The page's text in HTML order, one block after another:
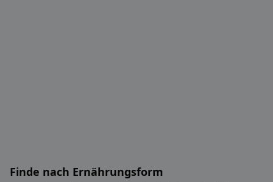
Finde nach Ernährungsform